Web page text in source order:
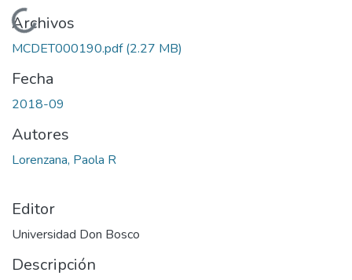
Cargando...
Archivos
MCDET000190.pdf(2.27 MB)
Fecha
2018-09
Autores
Lorenzana, Paola R
Editor
Universidad Don Bosco
Descripción